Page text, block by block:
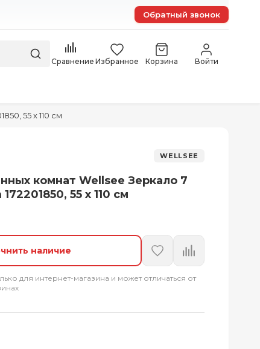
Обратный звонок
Сравнение Избранное Корзина Войти
55 x 110 см
WELLSEE
комнат Wellsee Зеркало 7
55 x 110 см
наличие
для интернет-магазина и может отличаться от